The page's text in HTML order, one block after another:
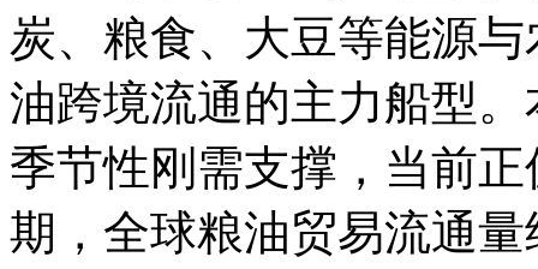
炭、粮食、大豆等能源
油跨境流通的主力船型
季节性刚需支撑，当前
期，全球粮油贸易流通